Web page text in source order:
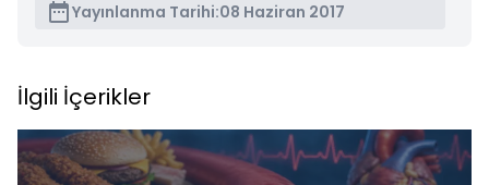
Yayınlanma Tarihi:08 Haziran 2017
İlgili İçerikler